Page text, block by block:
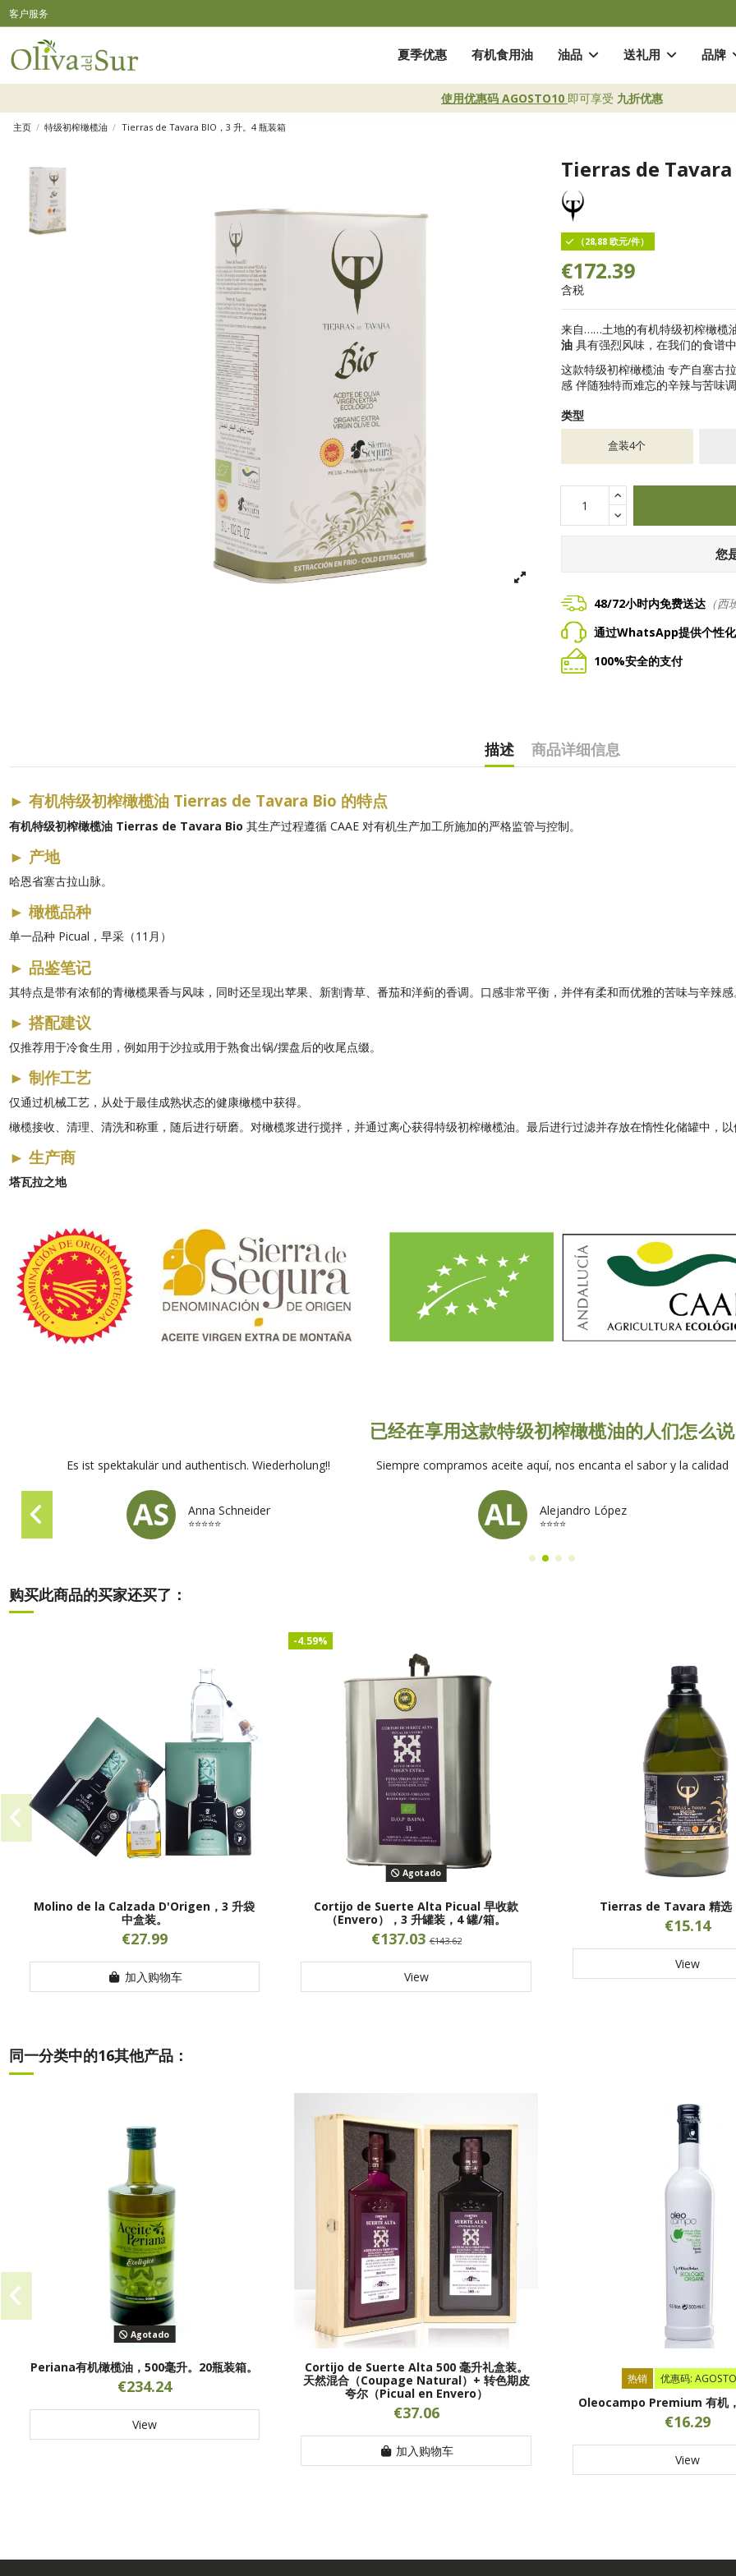
客户服务
夏季优惠 有机食用油 油品 送礼用 品牌
使用优惠码 AGOSTO10 即可享受 九折优惠
主页 特级初榨橄榄油 Tierras de Tavara BIO，3 升。4 瓶装箱
Tierras de Tavara
（28,88 欧元/件）
€172.39
含税
来自……土地的有机特级初榨橄榄
油具有强烈风味，在我们的食谱
这款特级初榨橄榄油 专产自塞古
感 伴随独特而难忘的辛辣与苦味
类型
盒装4个
您
48/72小时内免费送达（西
通过WhatsApp提供个性
100%安全的支付
描述 商品详细信息
► 有机特级初榨橄榄油 Tierras de Tavara Bio 的特点
有机特级初榨橄榄油 Tierras de Tavara Bio 其生产过程遵循 CAAE 对有机生产加工所施加的严格监管与控制。
► 产地
哈恩省塞古拉山脉。
► 橄榄品种
单一品种 Picual，早采（11月）
► 品鉴笔记
其特点是带有浓郁的青橄榄果香与风味，同时还呈现出苹果、新割青草、番茄和洋蓟的香调。口感非常平衡，并伴有柔和而优雅的苦味与辛辣感
► 搭配建议
仅推荐用于冷食生用，例如用于沙拉或用于熟食出锅/摆盘后的收尾点缀。
► 制作工艺
仅通过机械工艺，从处于最佳成熟状态的健康橄榄中获得。
橄榄接收、清理、清洗和称重，随后进行研磨。对橄榄浆进行搅拌，并通过离心获得特级初榨橄榄油。最后进行过滤并存放在惰性化储罐中，
► 生产商
塔瓦拉之地
已经在享用这款特级初榨橄榄油的人们怎么说
Es ist spektakulär und authentisch. Wiederholung!!
Anna Schneider
⭐⭐⭐⭐⭐
Siempre compramos aceite aquí, nos encanta el sabor y la calidad
Alejandro López
⭐⭐⭐⭐
购买此商品的买家还买了：
Molino de la Calzada D'Origen，3 升袋
中盒装。
€27.99
加入购物车
-4.59%
Agotado
Cortijo de Suerte Alta Picual 早收款
（Envero），3 升罐装，4 罐/箱。
€137.03€143.62
View
Tierras de Tavara 精选
€15.14
View
同一分类中的16其他产品：
Agotado
Periana有机橄榄油，500毫升。20瓶装箱。
€234.24
View
Cortijo de Suerte Alta 500 毫升礼盒装。
天然混合（Coupage Natural）+ 转色期皮
夸尔（Picual en Envero）
€37.06
加入购物车
热销 优惠码:
Oleocampo Premium 有机
€16.29
View